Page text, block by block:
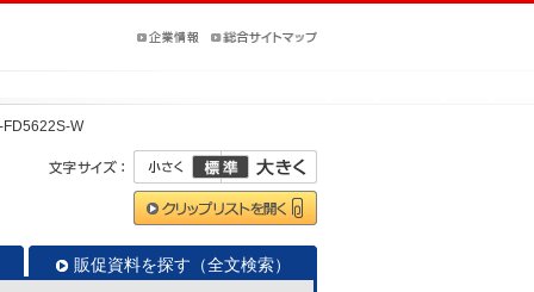
FD5622S-W
販促資料を探す（全文検索）